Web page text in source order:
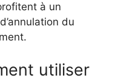
à un
du
utiliser